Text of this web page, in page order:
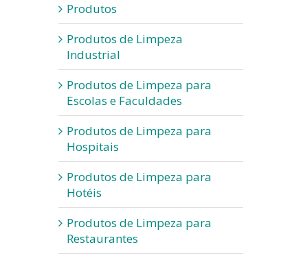
Produtos
Produtos de Limpeza
Industrial
Produtos de Limpeza para
Escolas e Faculdades
Produtos de Limpeza para
Hospitais
Produtos de Limpeza para
Hotéis
Produtos de Limpeza para
Restaurantes